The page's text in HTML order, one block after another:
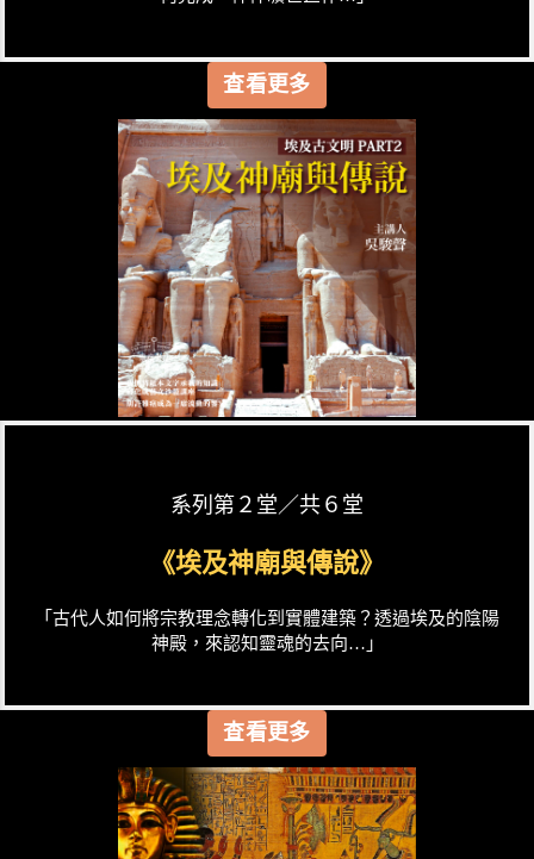
查看更多
系列第２堂／共６堂
《埃及神廟與傳說》
「古代人如何將宗教理念轉化到實體建築？透過埃及的陰陽
神殿，來認知靈魂的去向…」
查看更多